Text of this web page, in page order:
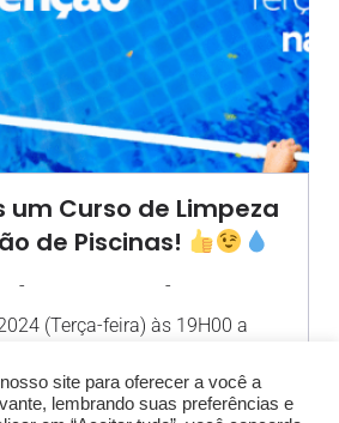
um Curso de Limpeza
de Piscinas!
- -
(Terça-feira) às 19H00 a
site para oferecer a você a
lembrando suas preferências e